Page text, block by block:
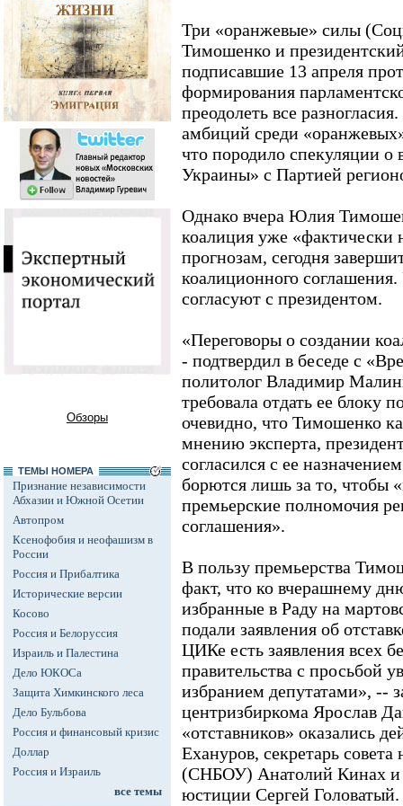
Обзоры
ТЕМЫ НОМЕРА
Признание независимости
Абхазии и Южной Осетии
Автопром
Ксенофобия и неофашизм в
России
Россия и Прибалтика
Исторические версии
Косово
Россия и Белоруссия
Израиль и Палестина
Дело ЮКОСа
Защита Химкинского леса
Дело Бульбова
Россия и финансовый кризис
Доллар
Россия и Израиль
все темы
Три «оранжевые» силы
Тимошенко и
подписавшие 13 апреля
формирования
преодолеть все
амбиций среди
что породило спекуляции
Украины» с Партией
Однако вчера Юлия
коалиция уже «фактически
прогнозам, сегодня
коалиционного
согласуют с президентом.
«Переговоры о создании
- подтвердил в беседе с
политолог Владимир
требовала отдать ее блоку
очевидно, что Тимошенко
мнению эксперта,
согласился с ее
борются лишь за то, чтобы
премьерские полномочия
соглашения».
В пользу премьерства
факт, что ко вчерашнему
избранные в Раду на
подали заявления об
ЦИКе есть заявления всех
правительства с просьбой
избранием депутатами», --
центризбиркома Ярослав
«отставников» оказались
Ехануров, секретарь
(СНБОУ) Анатолий Кинах и
юстиции Сергей Головатый.